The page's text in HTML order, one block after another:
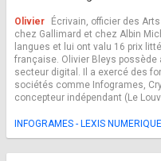
Olivier
Écrivain, officier des
chez Gallimard et chez Albin
langues et lui ont valu 16 prix
française. Olivier Bleys
secteur digital. Il a exercé des
sociétés comme Infogrames,
concepteur indépendant (Le
INFOGRAMES - LEXIS